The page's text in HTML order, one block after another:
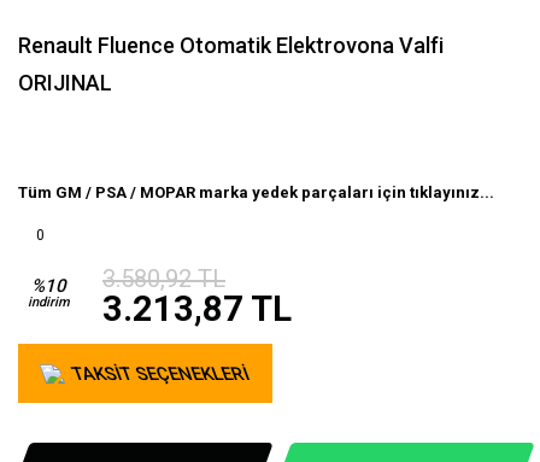
Renault Fluence Otomatik Elektrovona Valfi
ORIJINAL
Tüm GM / PSA / MOPAR marka yedek parçaları için tıklayınız...
0
%10
indirim
3.580,92 TL
3.213,87 TL
TAKSİT SEÇENEKLERİ